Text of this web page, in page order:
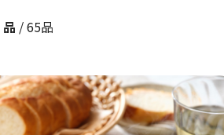
品 / 65品